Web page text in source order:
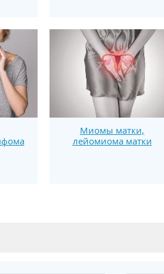
Миомы матки,
лейомиома матки